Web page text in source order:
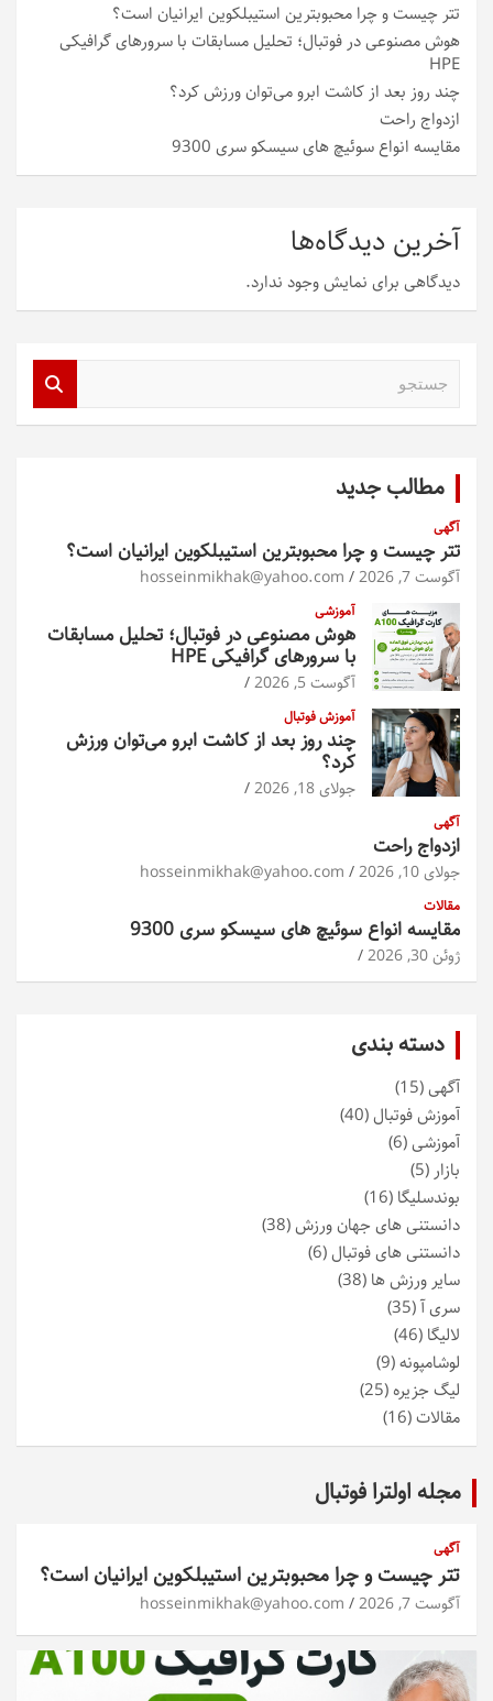
تتر چیست و چرا محبوبترین استیبلکوین ایرانیان است؟
هوش مصنوعی در فوتبال؛ تحلیل مسابقات با سرورهای گرافیکی
HPE
چند روز بعد از کاشت ابرو می‌توان ورزش کرد؟
ازدواج راحت
مقایسه انواع سوئیچ های سیسکو سری 9300
آخرین دیدگاه‌ها
دیدگاهی برای نمایش وجود ندارد.
مطالب جدید
آگهی
تتر چیست و چرا محبوبترین استیبلکوین ایرانیان است؟
آگوست 7, 2026 hosseinmikhak@yahoo.com
آموزشی
هوش مصنوعی در فوتبال؛ تحلیل مسابقات
با سرورهای گرافیکی HPE
آگوست 5, 2026
آموزش فوتبال
چند روز بعد از کاشت ابرو می‌توان ورزش
کرد؟
جولای 18, 2026
آگهی
ازدواج راحت
جولای 10, 2026 hosseinmikhak@yahoo.com
مقالات
مقایسه انواع سوئیچ های سیسکو سری 9300
ژوئن 30, 2026
دسته بندی
آگهی(15)
آموزش فوتبال(40)
آموزشی(6)
بازار (5)
بوندسلیگا (16)
دانستنی های جهان ورزش(38)
دانستنی های فوتبال(6)
سایر ورزش ها (38)
سری آ(35)
لالیگا (46)
لوشامپونه(9)
لیگ جزیره(25)
مقالات(16)
مجله اولترا فوتبال
آگهی
تتر چیست و چرا محبوبترین استیبلکوین ایرانیان است؟
آگوست 7, 2026 hosseinmikhak@yahoo.com